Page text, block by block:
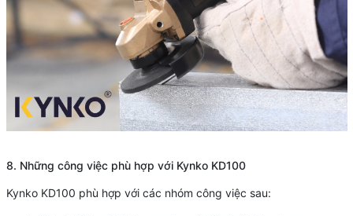
8. Những công việc phù hợp với Kynko KD100
Kynko KD100 phù hợp với các nhóm công việc sau: